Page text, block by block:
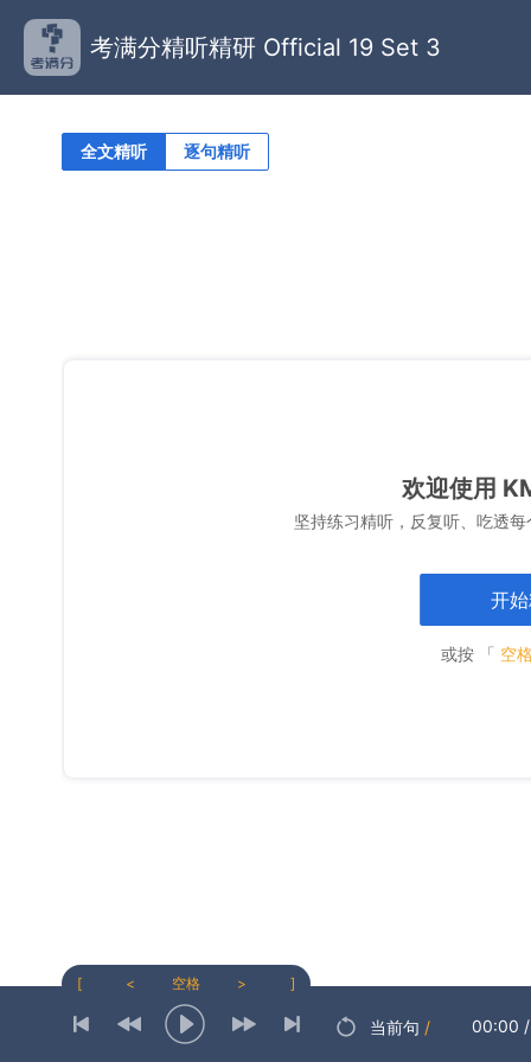
考满分精听精研 Official 19 Set 3
全文精听 逐句精听
欢迎使用
坚持练习精听，反复听、吃透
开
或按 「 空
[ < 空格 > ]
当前句 / 00:00 /